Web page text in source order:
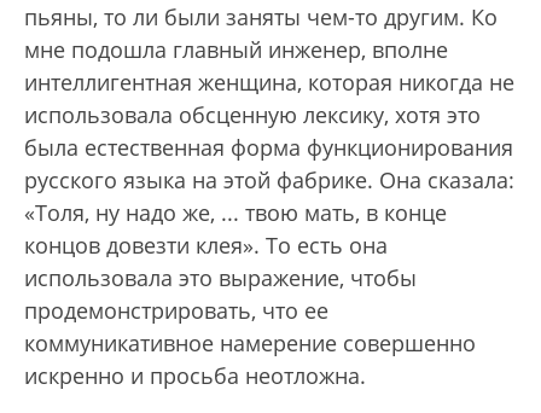
пьяны, то ли были заняты чем-то другим. Ко
мне подошла главный инженер, вполне
интеллигентная женщина, которая никогда не
использовала обсценную лексику, хотя это
была естественная форма функционирования
русского языка на этой фабрике. Она сказала:
«Толя, ну надо же, ... твою мать, в конце
концов довезти клея». То есть она
использовала это выражение, чтобы
продемонстрировать, что ее
коммуникативное намерение совершенно
искренно и просьба неотложна.